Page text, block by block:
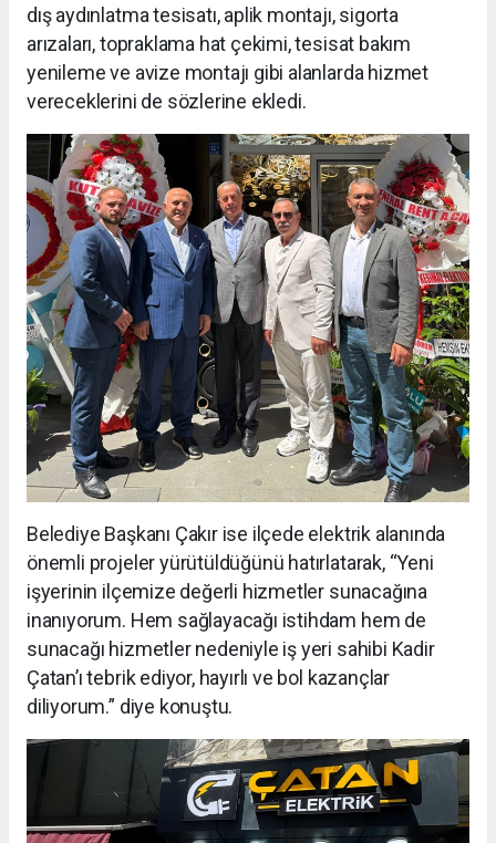
dış aydınlatma tesisatı, aplik montajı, sigorta
arızaları, topraklama hat çekimi, tesisat bakım
yenileme ve avize montajı gibi alanlarda hizmet
vereceklerini de sözlerine ekledi.
Belediye Başkanı Çakır ise ilçede elektrik alanında
önemli projeler yürütüldüğünü hatırlatarak, “Yeni
işyerinin ilçemize değerli hizmetler sunacağına
inanıyorum. Hem sağlayacağı istihdam hem de
sunacağı hizmetler nedeniyle iş yeri sahibi Kadir
Çatan’ı tebrik ediyor, hayırlı ve bol kazançlar
diliyorum.” diye konuştu.